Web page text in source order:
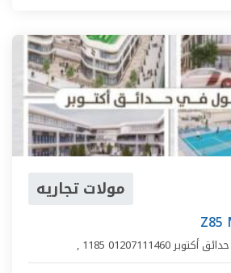
مولات تجاريه
, حدائق أكتوبر01207111460